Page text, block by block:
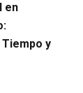
en
y